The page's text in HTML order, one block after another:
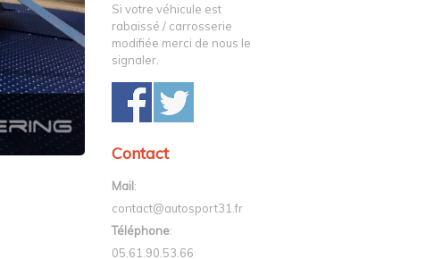
Si votre véhicule est
rabaissé / carrosserie
modifiée merci de nous le
signaler.
Contact
Mail:
contact@autosport31.fr
Téléphone:
05.61.90.53.66